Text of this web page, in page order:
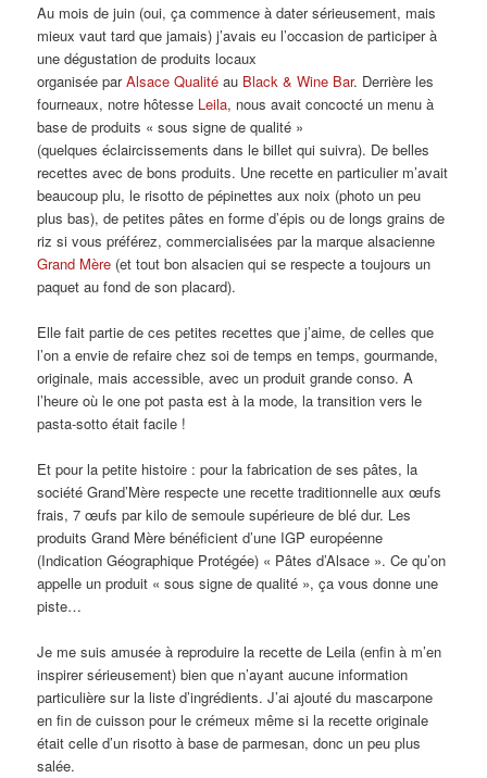
Au mois de juin (oui, ça commence à dater sérieusement, mais
mieux vaut tard que jamais) j’avais eu l’occasion de participer à
une dégustation de produits locaux
organisée parAlsace Qualité au Black & Wine Bar. Derrière les
fourneaux, notre hôtesse Leila, nous avait concocté un menu à
base de produits « sous signe de qualité »
(quelques éclaircissements dans le billet qui suivra). De belles
recettes avec de bons produits. Une recette en particulier m’avait
beaucoup plu, le risotto de pépinettes aux noix (photo un peu
plus bas), de petites pâtes en forme d’épis ou de longs grains de
riz si vous préférez, commercialisées par la marque alsacienne
Grand Mère (et tout bon alsacien qui se respecte a toujours un
paquet au fond de son placard).
Elle fait partie de ces petites recettes que j’aime, de celles que
l’on a envie de refaire chez soi de temps en temps, gourmande,
originale, mais accessible, avec un produit grande conso. A
l’heure où le one pot pasta est à la mode, la transition vers le
pasta-sotto était facile !
Et pour la petite histoire : pour la fabrication de ses pâtes, la
société Grand’Mère respecte une recette traditionnelle aux œufs
frais, 7 œufs par kilo de semoule supérieure de blé dur. Les
produits Grand Mère bénéficient d’une IGP européenne
(Indication Géographique Protégée) « Pâtes d’Alsace ». Ce qu’on
appelle un produit « sous signe de qualité », ça vous donne une
piste…
Je me suis amusée à reproduire la recette de Leila (enfin à m’en
inspirer sérieusement) bien que n’ayant aucune information
particulière sur la liste d’ingrédients. J’ai ajouté du mascarpone
en fin de cuisson pour le crémeux même si la recette originale
était celle d’un risotto à base de parmesan, donc un peu plus
salée.